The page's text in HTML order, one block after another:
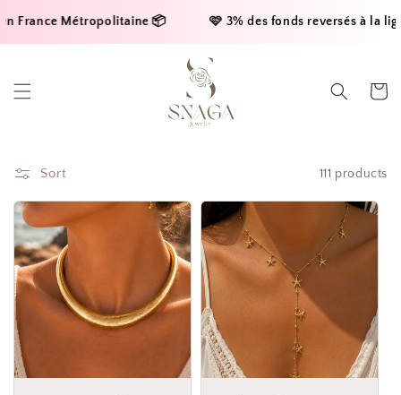
Métropolitaine 📦
🩷 3% des fonds reversés à la ligue
content
Cart
Sort 111 products